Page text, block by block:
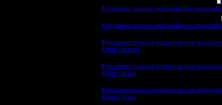
Фундаментальное непонимание
Фундаментальное непонимание
Фундаментальный пофигизм или
Юлия Цезаря
Фундаментальный пофигизм или
Юлия Цезар
Фундаментальный пофигизм или
Юлия Цезар